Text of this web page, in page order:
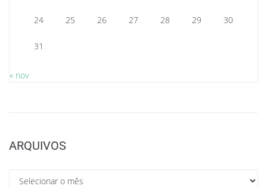
24 25 26 27 28 29 30
31
« nov
ARQUIVOS